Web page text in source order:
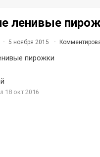
ленивые
5 ноября 2015
18 окт 2016